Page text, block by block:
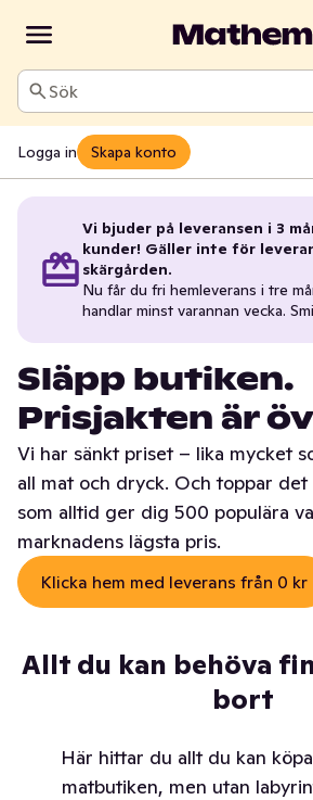
Sök
Logga in Skapa konto
Vi bjuder på leveransen i 3
kunder! Gäller inte för
skärgården.
Nu får du fri hemleverans i tre
handlar minst varannan vecka.
Släpp butiken.
Prisjakten är
Vi har sänkt priset – lika mycket
all mat och dryck. Och toppar
som alltid ger dig 500 populära
marknadens lägsta pris.
Klicka hem med leverans från 0 kr
Allt du kan behöva
bort
Här hittar du allt du kan
matbutiken, men utan